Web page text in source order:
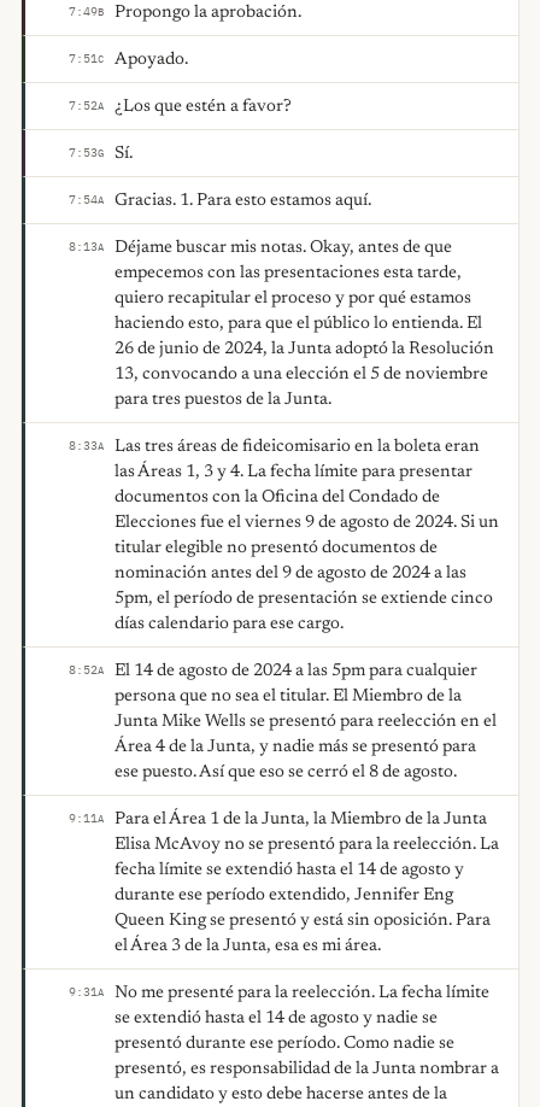
7:49B Propongo la aprobación.
7:51C Apoyado.
7:52A ¿Los que estén a favor?
7:53G Sí.
7:54A Gracias. 1. Para esto estamos aquí.
8:13A
Déjame buscar mis notas. Okay, antes de que
empecemos con las presentaciones esta tarde,
quiero recapitular el proceso y por qué estamos
haciendo esto, para que el público lo entienda. El
26 de junio de 2024, la Junta adoptó la Resolución
13, convocando a una elección el 5 de noviembre
para tres puestos de la Junta.
8:33A
Las tres áreas de fideicomisario en la boleta eran
las Áreas 1, 3 y 4. La fecha límite para presentar
documentos con la Oficina del Condado de
Elecciones fue el viernes 9 de agosto de 2024. Si un
titular elegible no presentó documentos de
nominación antes del 9 de agosto de 2024 a las
5pm, el período de presentación se extiende cinco
días calendario para ese cargo.
8:52A
El 14 de agosto de 2024 a las 5pm para cualquier
persona que no sea el titular. El Miembro de la
Junta Mike Wells se presentó para reelección en el
Área 4 de la Junta, y nadie más se presentó para
ese puesto. Así que eso se cerró el 8 de agosto.
9:11A
Para el Área 1 de la Junta, la Miembro de la Junta
Elisa McAvoy no se presentó para la reelección. La
fecha límite se extendió hasta el 14 de agosto y
durante ese período extendido, Jennifer Eng
Queen King se presentó y está sin oposición. Para
el Área 3 de la Junta, esa es mi área.
9:31A
No me presenté para la reelección. La fecha límite
se extendió hasta el 14 de agosto y nadie se
presentó durante ese período. Como nadie se
presentó, es responsabilidad de la Junta nombrar a
un candidato y esto debe hacerse antes de la